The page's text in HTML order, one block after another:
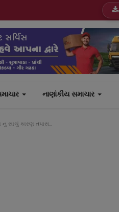
નાણાંકીય સમાચાર
નુ સાચું કારણ તપાસ...